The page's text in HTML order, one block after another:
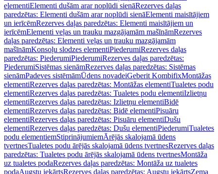
elementiElementi dušām arar noplūdi sienāRezerves daļas
paredzētas: Elementi dušām arar noplūdi sienāElementi maisītājiem
un ierīcēmRezerves daļas paredzētas: Elementi maisītājiem un
ierīcēmElementi veļas un trauku mazgājamām mašīnāmRezerves
daļas paredzētas: Elementi veļas un trauku mazgājamām
mašīnāmKonsoļu slodzes elementiPiederumiRezerves daļas
paredzētas: PiederumiPiederumiRezerves daļas paredzētas:
PiederumiSistēmas sienāmRezerves daļas paredzētas: Sistēmas
sienāmPadeves sistēmāmŪdens novadeiGeberit KombifixMontāžas
elementiRezerves daļas paredzētas: Montāžas elementiTualetes podu
elementiRezerves daļas paredzētas: Tualetes podu elementiIzlietņu
elementiRezerves daļas paredzētas: Izlietņu elementiBidē
elementiRezerves daļas paredzētas: Bidē elementiPisuāru
elementiRezerves daļas paredzētas: Pisuāru elementiDušu
elementiRezerves daļas paredzētas: Dušu elementiPiederumiTualetes
podu elementiemStiprinājumiemĀrējās skalojamā ūdens
tvertnesTualetes podu ārējās skalojamā ūdens tvertnesRezerves daļas
paredzētas: Tualetes podu ārējās skalojamā ūdens tvertnesMontāža
uz tualetes podaRezerves daļas paredzētas: Montāža uz tualetes
podaAugstu iekārtsRezerves daļas paredzētas: Augstu iekārtsZema